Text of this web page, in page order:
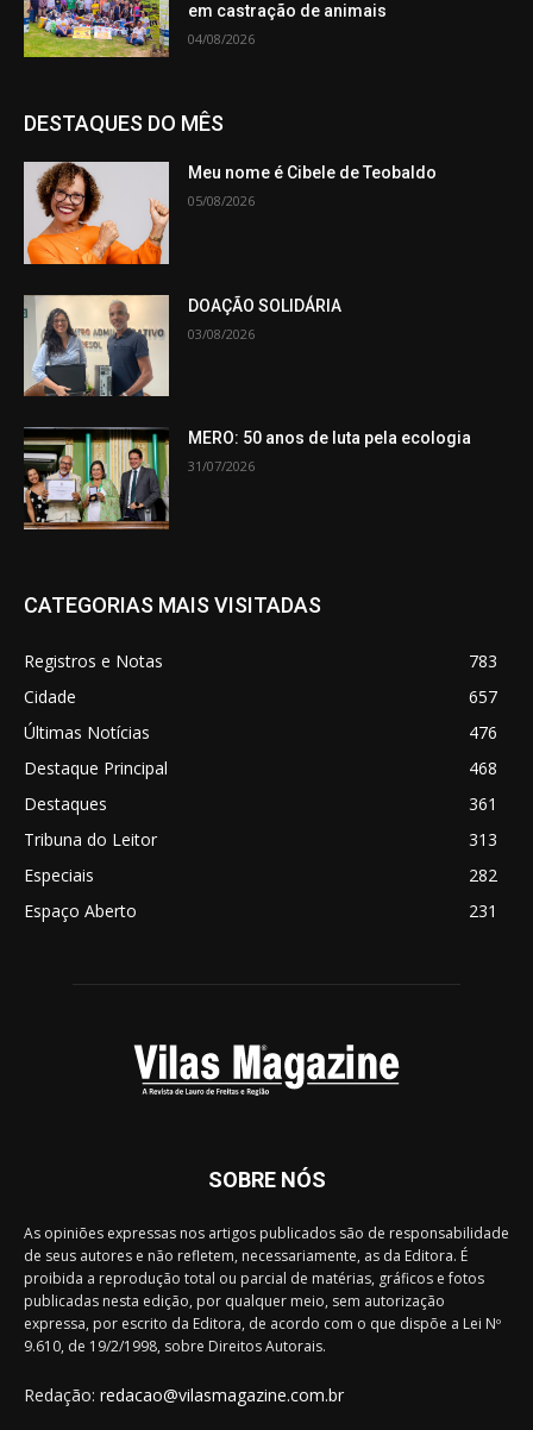
em castração de animais
04/08/2026
DESTAQUES DO MÊS
Meu nome é Cibele de Teobaldo
05/08/2026
DOAÇÃO SOLIDÁRIA
03/08/2026
MERO: 50 anos de luta pela ecologia
31/07/2026
CATEGORIAS MAIS VISITADAS
Registros e Notas
783
Cidade
657
Últimas Notícias
476
Destaque Principal
468
Destaques
361
Tribuna do Leitor
313
Especiais
282
Espaço Aberto
231
SOBRE NÓS
As opiniões expressas nos artigos publicados são de responsabilidade
de seus autores e não refletem, necessariamente, as da Editora. É
proibida a reprodução total ou parcial de matérias, gráficos e fotos
publicadas nesta edição, por qualquer meio, sem autorização
expressa, por escrito da Editora, de acordo com o que dispõe a Lei Nº
9.610, de 19/2/1998, sobre Direitos Autorais.
Redação: redacao@vilasmagazine.com.br